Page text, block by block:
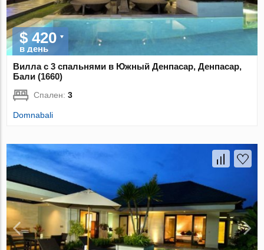
$ 420
в день
Вилла с 3 спальнями в Южный Денпасар, Денпасар,
Бали (1660)
Спален:3
Domnabali